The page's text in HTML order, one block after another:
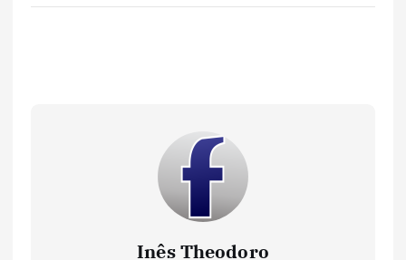
Inês Theodoro